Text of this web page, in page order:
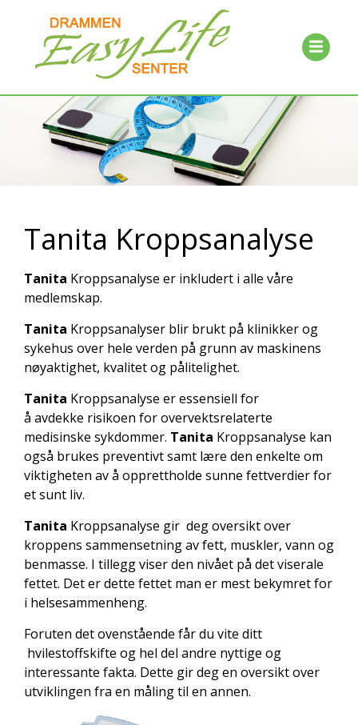
Tanita Kroppsanalyse
Tanita Kroppsanalyse er inkludert i alle våre
medlemskap.
Tanita Kroppsanalyser blir brukt på klinikker og
sykehus over hele verden på grunn av maskinens
nøyaktighet, kvalitet og pålitelighet.
Tanita Kroppsanalyse er essensiell for
å avdekke risikoen for overvektsrelaterte
medisinske sykdommer. Tanita Kroppsanalyse kan
også brukes preventivt samt lære den enkelte om
viktigheten av å opprettholde sunne fettverdier for
et sunt liv.
Tanita Kroppsanalyse gir deg oversikt over
kroppens sammensetning av fett, muskler, vann og
benmasse. I tillegg viser den nivået på det viserale
fettet. Det er dette fettet man er mest bekymret for
i helsesammenheng.
Foruten det ovenstående får du vite ditt
hvilestoffskifte og hel del andre nyttige og
interessante fakta. Dette gir deg en oversikt over
utviklingen fra en måling til en annen.